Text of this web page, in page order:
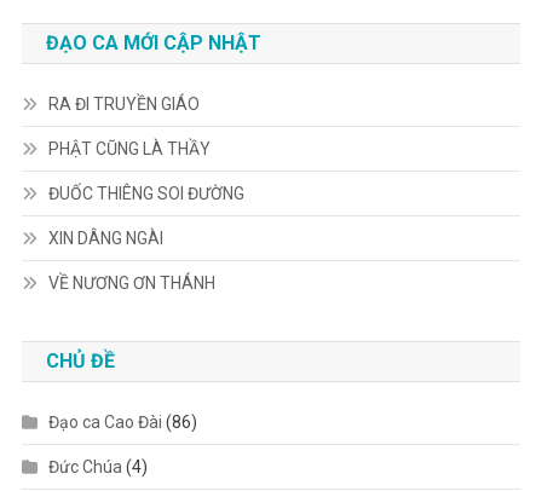
ĐẠO CA MỚI CẬP NHẬT
RA ĐI TRUYỀN GIÁO
PHẬT CŨNG LÀ THẦY
ĐUỐC THIÊNG SOI ĐƯỜNG
XIN DÂNG NGÀI
VỀ NƯƠNG ƠN THÁNH
CHỦ ĐỀ
Đạo ca Cao Đài (86)
Đức Chúa (4)